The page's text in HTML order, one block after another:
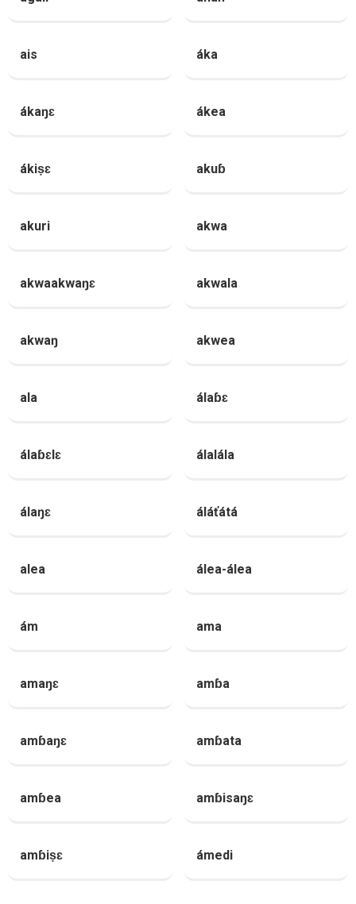
ais áka
ákaŋɛ ákea
ákiṣɛ akuɓ
akuri akwa
akwaakwaŋɛ akwala
akwaŋ akwea
ala álaɓɛ
álaɓɛlɛ álalála
álaŋɛ áláťátá
alea álea-álea
ám ama
amaŋɛ amɓa
amɓaŋɛ amɓata
amɓea amɓisaŋɛ
amɓiṣɛ ámedi